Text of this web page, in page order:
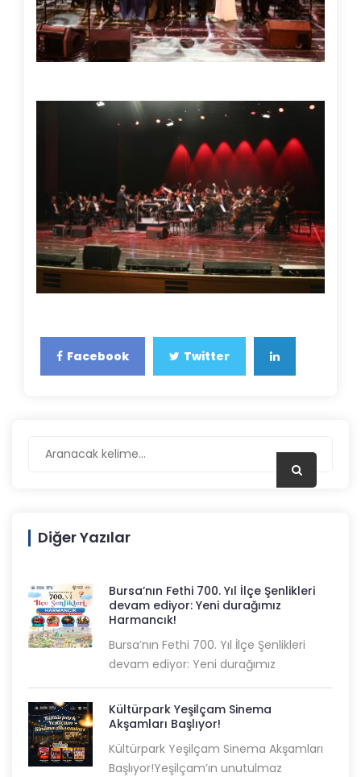
Facebook Twitter
Diğer Yazılar
Bursa’nın Fethi 700. Yıl İlçe Şenlikleri
devam ediyor: Yeni durağımız
Harmancık!
Bursa’nın Fethi 700. Yıl İlçe Şenlikleri
devam ediyor: Yeni durağımız
Kültürpark Yeşilçam Sinema
Akşamları Başlıyor!
Kültürpark Yeşilçam Sinema Akşamları
Başlıyor!Yeşilçam’ın unutulmaz